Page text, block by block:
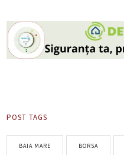
POST TAGS
BAIA MARE BORSA